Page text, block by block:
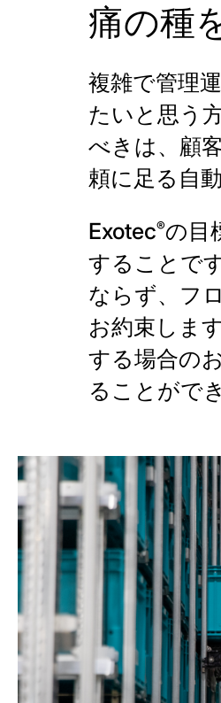
痛の種
複雑で管理
たいと思う
べきは、顧
頼に足る自
Exotec®の目
することで
ならず、フ
お約束します
する場合の
ることがで